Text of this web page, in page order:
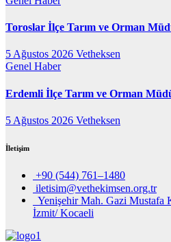
Toroslar İlçe Tarım ve Orman
5 Ağustos 2026 Vetheksen
Genel Haber
Erdemli İlçe Tarım ve Orman
5 Ağustos 2026 Vetheksen
İletişim
+90 (544) 761–1480
iletisim@vethekimsen.org.tr
Yenişehir Mah. Gazi Mustafa
İzmit/ Kocaeli